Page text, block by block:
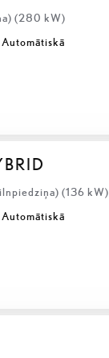
(280 kW)
Automātiskā
(136 kW)
Automātiskā